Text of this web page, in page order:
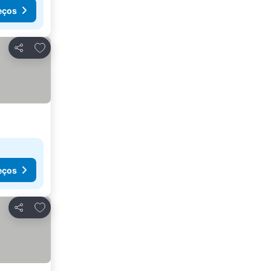
Partilhar
Adicionar aos favoritos
Partilhar
Adicionar aos favoritos